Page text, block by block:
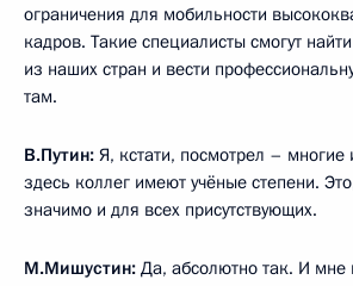
ограничения для мобильности
кадров. Такие специалисты смогут
из наших стран и вести
там.
В.Путин: Я, кстати, посмотрел – многие
здесь коллег имеют учёные степени.
значимо и для всех присутствующих.
М.Мишустин: Да, абсолютно так. И мне